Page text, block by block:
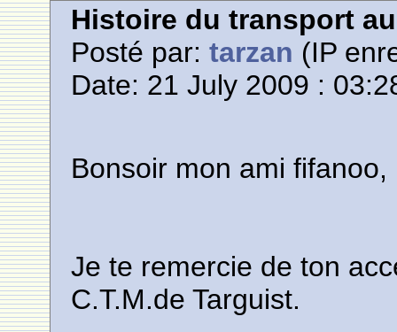
Histoire du transport
Posté par:tarzan (IP
Date: 21 July 2009 :
Bonsoir mon ami fifanoo,
Je te remercie de ton
C.T.M.de Targuist.